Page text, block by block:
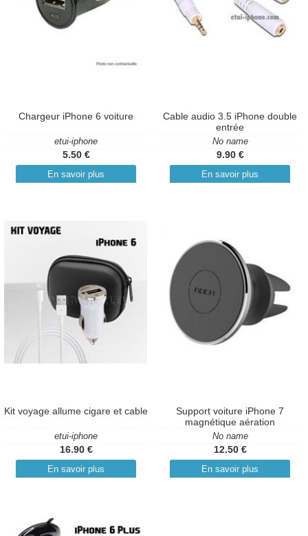
Chargeur iPhone 6 voiture
etui-iphone
5.50 €
En savoir plus
Cable audio 3.5 iPhone double
entrée
No name
9.90 €
En savoir plus
Kit voyage allume cigare et cable
etui-iphone
16.90 €
En savoir plus
Support voiture iPhone 7
magnétique aération
No name
12.50 €
En savoir plus